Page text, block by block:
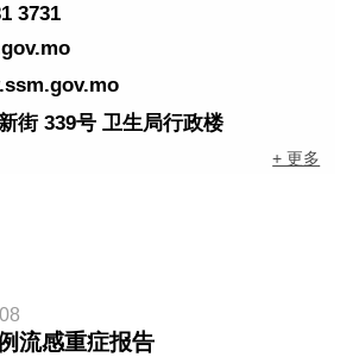
3731
街 339号 卫生局行政楼
+ 更多
流感重症报告